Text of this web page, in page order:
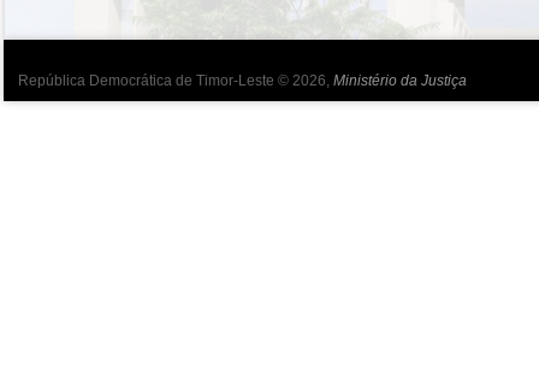
República Democrática de Timor-Leste © 2026, Ministério da Justiça